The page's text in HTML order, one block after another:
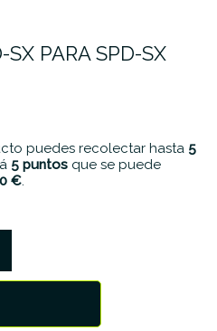
PARA SPD-SX
puedes recolectar hasta 5
5 puntos que se puede
€.